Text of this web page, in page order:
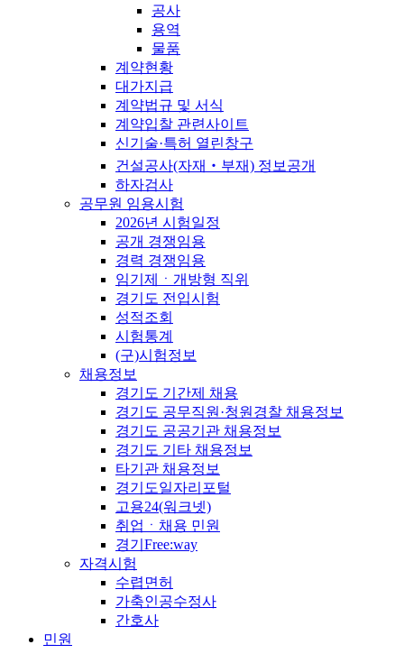
공사
용역
물품
계약현황
대가지급
계약법규 및 서식
계약입찰 관련사이트
신기술·특허 열린창구
건설공사(자재‧부재) 정보공개
하자검사
공무원 임용시험
2026년 시험일정
공개 경쟁임용
경력 경쟁임용
임기제ㆍ개방형 직위
경기도 전입시험
성적조회
시험통계
(구)시험정보
채용정보
경기도 기간제 채용
경기도 공무직원·청원경찰 채용정보
경기도 공공기관 채용정보
경기도 기타 채용정보
타기관 채용정보
경기도일자리포털
고용24(워크넷)
취업ㆍ채용 민원
경기Free:way
자격시험
수렵면허
가축인공수정사
간호사
민원